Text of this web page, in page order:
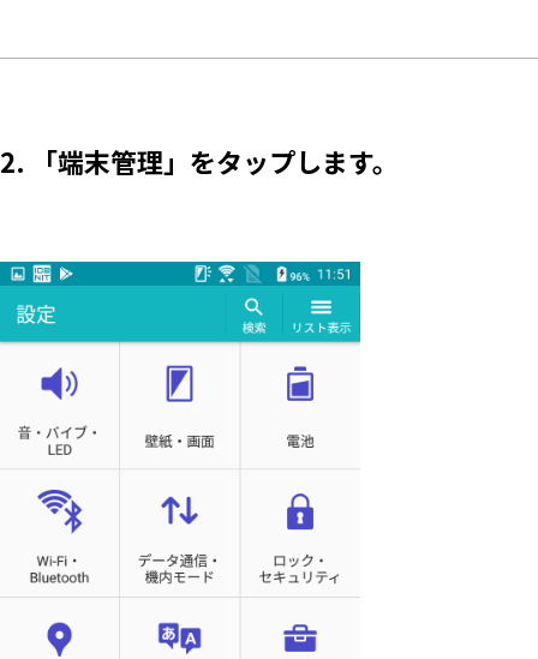
2. 「端末管理」をタップします。